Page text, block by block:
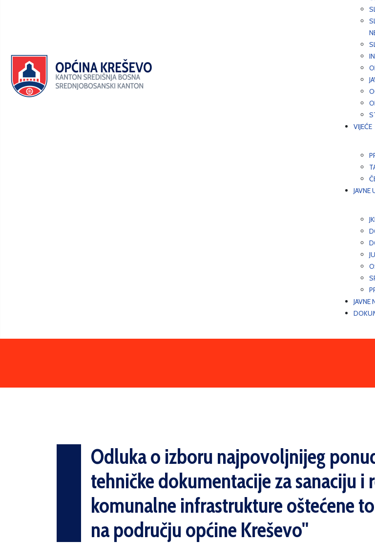
VIJEĆE
JAVNE
JAVNE
Odluka o izboru najpovoljnijeg
tehničke dokumentacije za sanaciju i
komunalne infrastrukture oštećene
na području općine Kreševo''